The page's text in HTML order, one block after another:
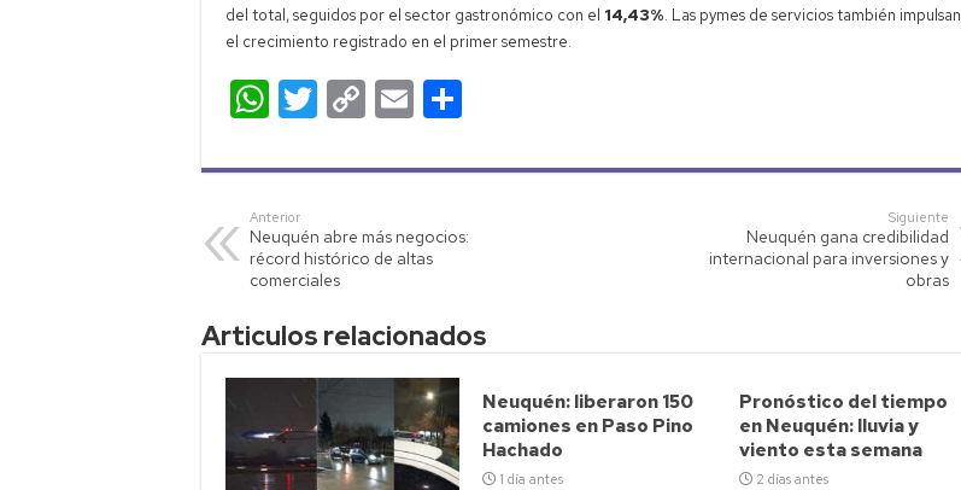
del total, seguidos por el sector gastronómico con el 14,43%. Las pymes de servicios también impulsan
el crecimiento registrado en el primer semestre.
W
h
at
s
A
p
p
T
wi
tt
C
o
p
Li
E
m
ail m
ar
Anterior
Neuquén abre más negocios:
récord histórico de altas
comerciales
Siguiente
Neuquén gana credibilidad
internacional para inversiones y
obras
Articulos relacionados
Neuquén: liberaron 150
camiones en Paso Pino
Hachado
1 día antes
Pronóstico del tiempo
en Neuquén: lluvia y
viento esta semana
2 días antes